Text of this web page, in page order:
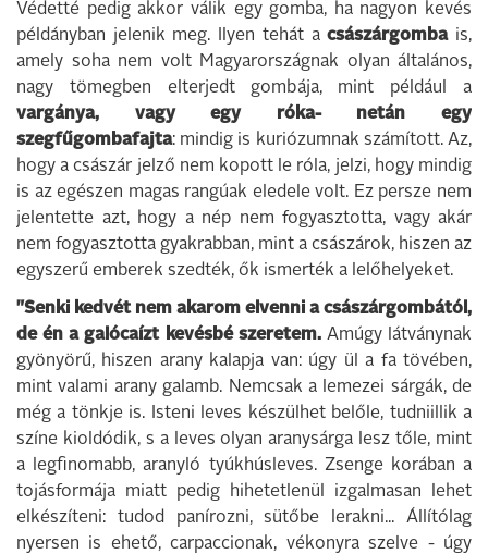
Védetté pedig akkor válik egy gomba, ha nagyon kevés
példányban jelenik meg. Ilyen tehát acsászárgombais,
amely soha nem volt Magyarországnak olyan általános,
nagy tömegben elterjedt gombája, mint például a
vargánya, vagy egy róka- netán egy
szegfűgombafajta: mindig is kuriózumnak számított. Az,
hogy a császár jelző nem kopott le róla, jelzi, hogy mindig
is az egészen magas rangúak eledele volt. Ez persze nem
jelentette azt, hogy a nép nem fogyasztotta, vagy akár
nem fogyasztotta gyakrabban, mint a császárok, hiszen az
egyszerű emberek szedték, ők ismerték a lelőhelyeket.
"Senki kedvét nem akarom elvenni a császárgombától,
de én a galócaízt kevésbé szeretem.Amúgy látványnak
gyönyörű, hiszen arany kalapja van: úgy ül a fa tövében,
mint valami arany galamb. Nemcsak a lemezei sárgák, de
még a tönkje is. Isteni leves készülhet belőle, tudniillik a
színe kioldódik, s a leves olyan aranysárga lesz tőle, mint
a legfinomabb, aranyló tyúkhúsleves. Zsenge korában a
tojásformája miatt pedig hihetetlenül izgalmasan lehet
elkészíteni: tudod panírozni, sütőbe lerakni... Állítólag
nyersen is ehető, carpaccionak, vékonyra szelve - úgy